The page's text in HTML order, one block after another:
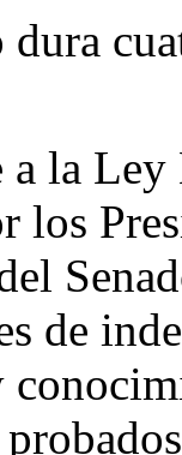
la Ley
los
de